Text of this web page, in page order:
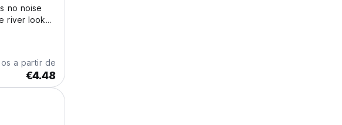
no noise
river look
a partir de
€4.48